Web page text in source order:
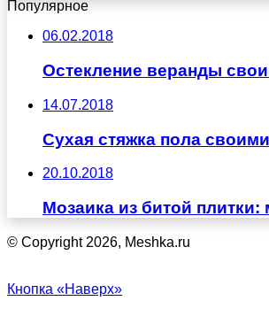
Популярное
06.02.2018
Остекление веранды
14.07.2018
Сухая стяжка пола
20.10.2018
Мозаика из битой плитки:
© Copyright 2026, Meshka.ru
Кнопка «Наверх»